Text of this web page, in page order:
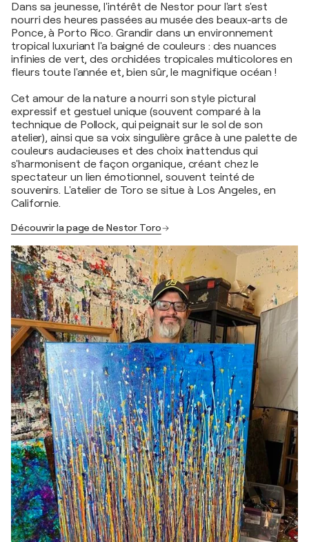
Dans sa jeunesse, l'intérêt de Nestor pour l'art s'est
nourri des heures passées au musée des beaux-arts de
Ponce, à Porto Rico. Grandir dans un environnement
tropical luxuriant l'a baigné de couleurs : des nuances
infinies de vert, des orchidées tropicales multicolores en
fleurs toute l'année et, bien sûr, le magnifique océan !
Cet amour de la nature a nourri son style pictural
expressif et gestuel unique (souvent comparé à la
technique de Pollock, qui peignait sur le sol de son
atelier), ainsi que sa voix singulière grâce à une palette de
couleurs audacieuses et des choix inattendus qui
s'harmonisent de façon organique, créant chez le
spectateur un lien émotionnel, souvent teinté de
souvenirs. L'atelier de Toro se situe à Los Angeles, en
Californie.
Découvrir la page de Nestor Toro